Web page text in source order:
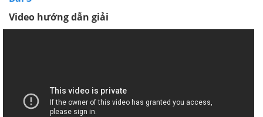
Video hướng dẫn giải